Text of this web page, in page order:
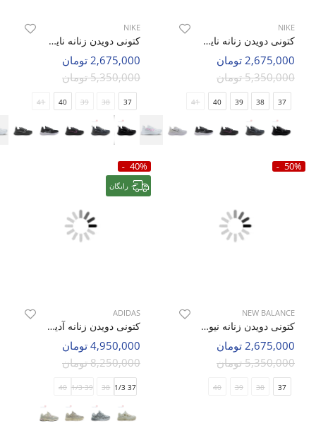
NIKE
کتونی دویدن زنانه نایک Nike Zoom Winflo 9x W
2,675,000 تومان
5,350,000 تومان
37
38
39
40
41
NIKE
کتونی دویدن زنانه نایک Nike Zoom Winflo 9x W
2,675,000 تومان
5,350,000 تومان
37
38
39
40
41
50%
NEW BALANCE
کتونی دویدن زنانه نیو بالانس 530 Run W
2,675,000 تومان
5,350,000 تومان
37
38
39
40
40%
رایگان
ADIDAS
کتونی دویدن زنانه آدیداس Adidas Astir W
4,950,000 تومان
8,250,000 تومان
37 1/3
38
39 1/3
40